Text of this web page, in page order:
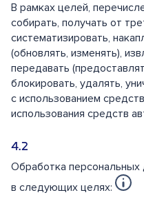
В рамках целей,
собирать, получать от
систематизировать,
(обновлять, изменять),
передавать
блокировать, удалять,
с использованием
использования средств
Обработка
в следующих целях: